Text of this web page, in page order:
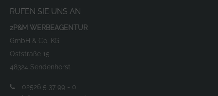
RUFEN SIE UNS AN
2P&M WERBEAGENTUR
GmbH & Co. KG
Oststraße 15
48324 Sendenhorst
02526 5 37 99 - 0